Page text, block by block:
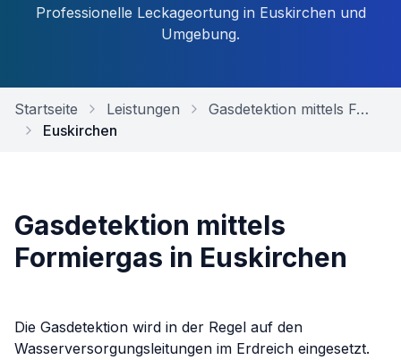
Professionelle Leckageortung in Euskirchen und
Umgebung.
Startseite Leistungen
Gasdetektion mittels Formiergas
Euskirchen
Gasdetektion mittels
Formiergas in Euskirchen
Die Gasdetektion wird in der Regel auf den
Wasserversorgungsleitungen im Erdreich eingesetzt.